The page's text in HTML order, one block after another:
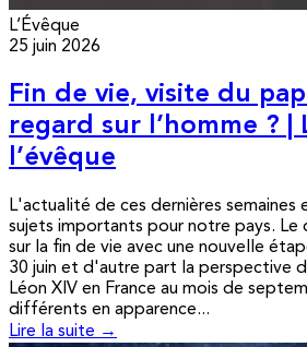
L’Évêque
25 juin 2026
Fin de vie, visite du
regard sur l’homme ? |
l’évêque
L'actualité de ces dernières semaines
sujets importants pour notre pays. Le
sur la fin de vie avec une nouvelle
30 juin et d'autre part la perspective
Léon XIV en France au mois de
différents en apparence...
Lire la suite →